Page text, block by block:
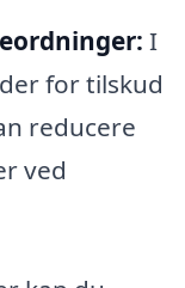
I
for tilskud
reducere
ved